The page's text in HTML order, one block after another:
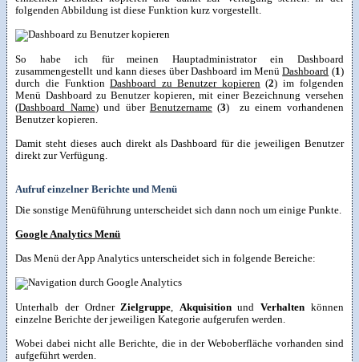
folgenden Abbildung ist diese Funktion kurz vorgestellt.
So habe ich für meinen Hauptadministrator ein Dashboard
zusammengestellt und kann dieses über Dashboard im MenüDashboard (1)
durch die FunktionDashboard zu Benutzer kopieren (2) im folgenden
Menü Dashboard zu Benutzer kopieren, mit einer Bezeichnung versehen
(Dashboard Name) und über Benutzername(3) zu einem vorhandenen
Benutzer kopieren.
Damit steht dieses auch direkt als Dashboard für die jeweiligen Benutzer
direkt zur Verfügung.
Aufruf einzelner Berichte und Menü
Die sonstige Menüführung unterscheidet sich dann noch um einige Punkte.
Google Analytics Menü
Das Menü der App Analytics unterscheidet sich in folgende Bereiche:
Unterhalb der OrdnerZielgruppe, Akquisitionund Verhaltenkönnen
einzelne Berichte der jeweiligen Kategorie aufgerufen werden.
Wobei dabei nicht alle Berichte, die in der Weboberfläche vorhanden sind
aufgeführt werden.